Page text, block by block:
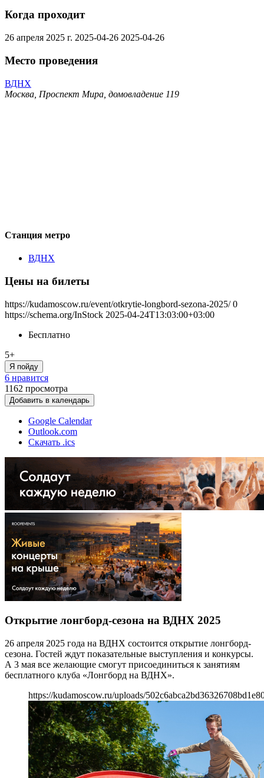
Когда проходит
26 апреля 2025 г. 2025-04-26 2025-04-26
Место проведения
ВДНХ
Москва, Проспект Мира, домовладение 119
Станция метро
ВДНХ
Цены на билеты
https://kudamoscow.ru/event/otkrytie-longbord-sezona-2025/ 0
https://schema.org/InStock 2025-04-24T13:03:00+03:00
Бесплатно
5+
Я пойду
6 нравится
1162 просмотра
Добавить в календарь
Google Calendar
Outlook.com
Скачать .ics
Открытие лонгборд-сезона на ВДНХ 2025
26 апреля 2025 года на ВДНХ состоится открытие лонгборд-
сезона. Гостей ждут показательные выступления и конкурсы.
А 3 мая все желающие смогут присоединиться к занятиям
бесплатного клуба «Лонгборд на ВДНХ».
https://kudamoscow.ru/uploads/